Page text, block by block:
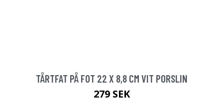
TÅRTFAT PÅ FOT 22 X 8,8 CM VIT PORSLIN
279 SEK